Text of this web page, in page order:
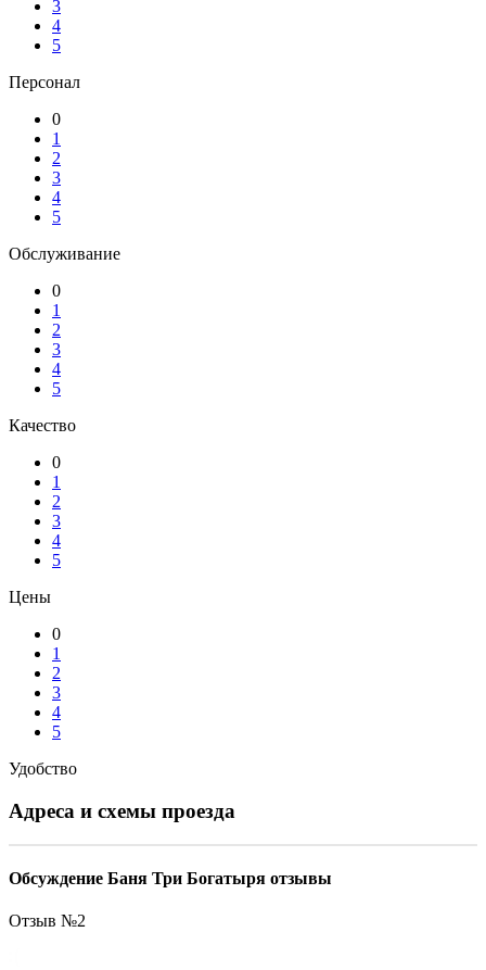
3
4
5
Персонал
0
1
2
3
4
5
Обслуживание
0
1
2
3
4
5
Качество
0
1
2
3
4
5
Цены
0
1
2
3
4
5
Удобство
Адреса и схемы проезда
Обсуждение Баня Три Богатыря отзывы
Отзыв №2